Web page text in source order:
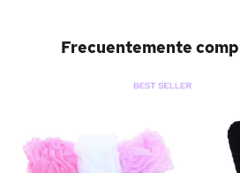
Frecuentemente